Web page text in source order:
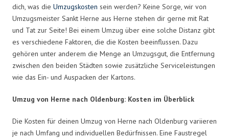
dich, was die Umzugskosten sein werden? Keine Sorge, wir von
Umzugsmeister Sankt Herne aus Herne stehen dir gerne mit Rat
und Tat zur Seite! Bei einem Umzug über eine solche Distanz gibt
es verschiedene Faktoren, die die Kosten beeinflussen. Dazu
gehören unter anderem die Menge an Umzugsgut, die Entfernung
zwischen den beiden Städten sowie zusätzliche Serviceleistungen
wie das Ein- und Auspacken der Kartons.
Umzug von Herne nach Oldenburg: Kosten im Überblick
Die Kosten für deinen Umzug von Herne nach Oldenburg variieren
je nach Umfang und individuellen Bedürfnissen. Eine Faustregel